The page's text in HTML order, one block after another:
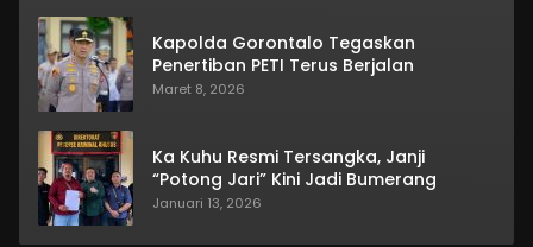
Kapolda Gorontalo Tegaskan
Penertiban PETI Terus Berjalan
Maret 8, 2026
Ka Kuhu Resmi Tersangka, Janji
“Potong Jari” Kini Jadi Bumerang
Januari 13, 2026